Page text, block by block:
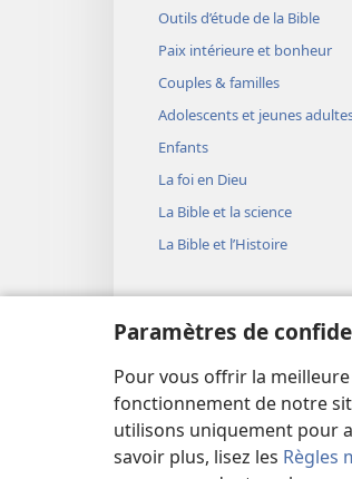
Paramètres de
Pour vous offrir la
fonctionnement de notre
utilisons uniquement pour
savoir plus, lisez les Règles
Outils d’étude de la Bible
Paix intérieure et bonheur
Couples & familles
Adolescents et jeunes
Enfants
La foi en Dieu
La Bible et la science
La Bible et l’Histoire